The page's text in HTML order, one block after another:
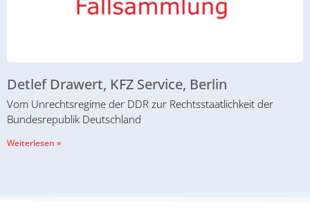
Detlef Drawert, KFZ Service, Berlin
Vom Unrechtsregime der DDR zur Rechtsstaatlichkeit der
Bundesrepublik Deutschland
Weiterlesen »